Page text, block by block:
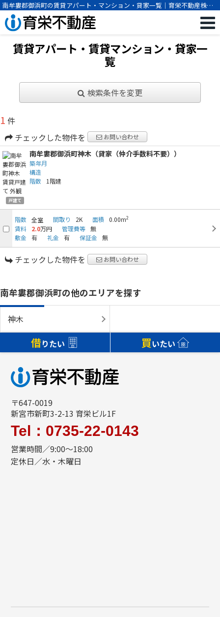
南牟婁郡御浜町の賃貸アパート・マンション・貸家一覧｜育栄不動産株式
会社
賃貸アパート・賃貸マンション・貸家一
覧
検索条件を変更
1 件
チェックした物件を
お問い合わせ
戸建て
南牟婁郡御浜町神木（貸家（仲介手数料不要））
築年月
構造
階数
1階建
階数 全室 間取り 2K 面積 0.00m2
賃料 2.0万円 管理費等 無
敷金
有 礼金 有 保証金 無
チェックした物件を お問い合わせ
南牟婁郡御浜町の他のエリアを探す
神木
借りたい 買いたい
〒647-0019
新宮市新町3-2-13 育栄ビル1F
Tel：0735-22-0143
営業時間／9:00～18:00
定休日／水・木曜日